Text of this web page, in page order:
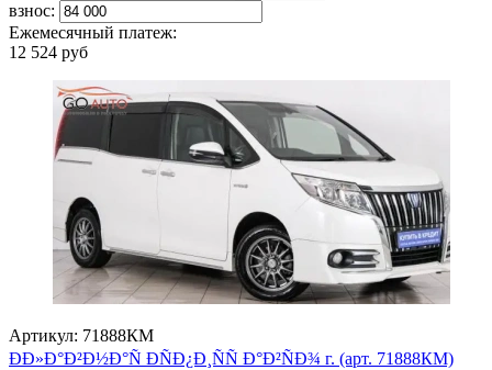
взнос:
Ежемесячный платеж:
12 524 руб
Артикул: 71888КМ
ÐÐ»Ð°Ð²Ð½Ð°Ñ ÐÑÐ¿Ð¸ÑÑ Ð°Ð²ÑÐ¾ г. (арт. 71888КМ)